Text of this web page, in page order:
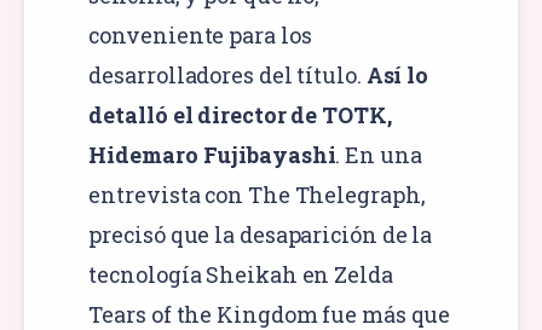
conveniente para los
desarrolladores del título. Así lo
detalló el director de TOTK,
Hidemaro Fujibayashi. En una
entrevista con The Thelegraph,
precisó que la desaparición de la
tecnología Sheikah en Zelda
Tears of the Kingdom fue más que